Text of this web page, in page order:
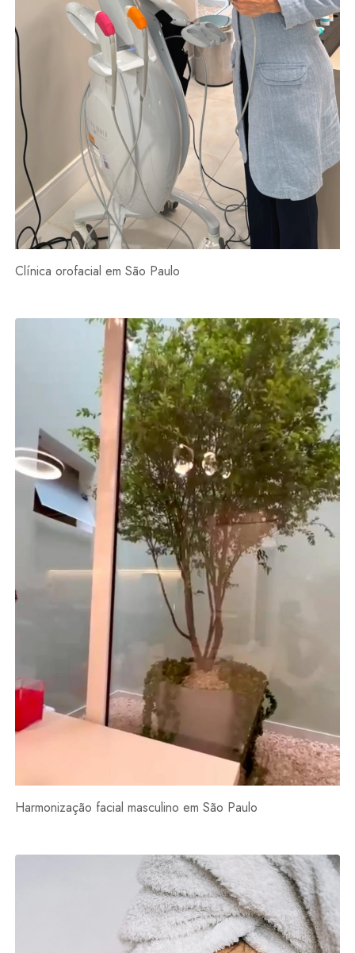
Clínica orofacial em São Paulo
Harmonização facial masculino em São Paulo